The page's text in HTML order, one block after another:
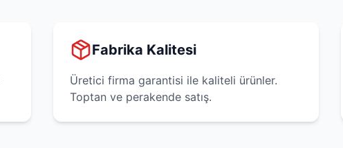
Fabrika Kalitesi
Üretici firma garantisi ile kaliteli ürünler.
Toptan ve perakende satış.